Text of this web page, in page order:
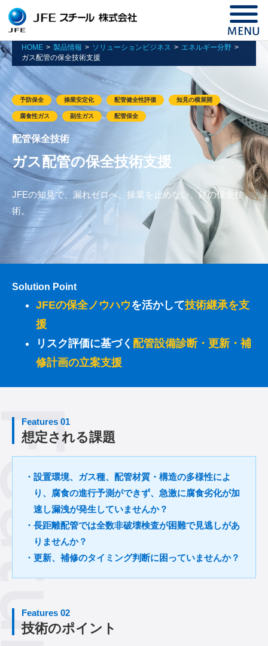
HOME 製品情報 ソリューションビジネス
エネルギー分野
ガス配管の保全技術支援
予防保全 操業安定化 配管健全性評価 知見の横展開
腐食性ガス 副生ガス 配管保全
配管保全技術
ガス配管の保全技術支援
JFEの知見で、漏れゼロへ。操業を止めない、鉄の保全技
術。
Solution Point
JFEの保全ノウハウを活かして技術継承を支
援
リスク評価に基づく 配管設備診断・更新・補
修計画の立案支援
Features 01
想定される課題
・設置環境、ガス種、配管材質・構造の多様性によ
り、腐食の進行予測ができず、急激に腐食劣化が加
速し漏洩が発生していませんか？
・長距離配管では全数非破壊検査が困難で見逃しがあ
りませんか？
・更新、補修のタイミング判断に困っていませんか？
Features 02
技術のポイント